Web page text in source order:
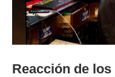
Reacción de